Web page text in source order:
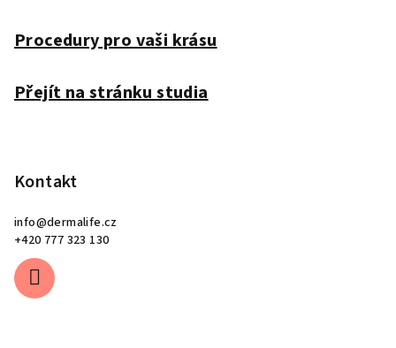
Procedury pro vaši krásu
Přejít na stránku studia
Kontakt
info@dermalife.cz
+420 777 323 130